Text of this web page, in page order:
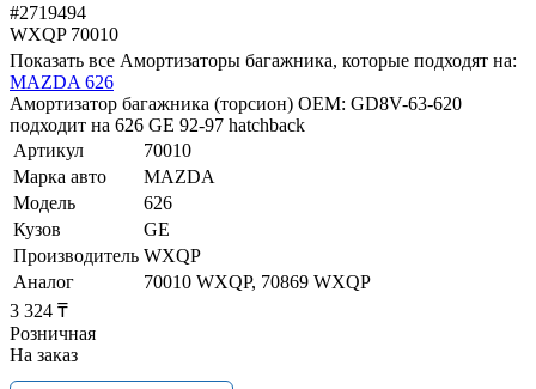
#2719494
WXQP 70010
Показать все Амортизаторы багажника, которые подходят на:
MAZDA 626
Амортизатор багажника (торсион) OEM: GD8V-63-620
подходит на 626 GE 92-97 hatchback
Артикул
70010
Марка авто
MAZDA
Модель
626
Кузов
GE
Производитель WXQP
Аналог
70010 WXQP, 70869 WXQP
3 324 ₸
Розничная
На заказ